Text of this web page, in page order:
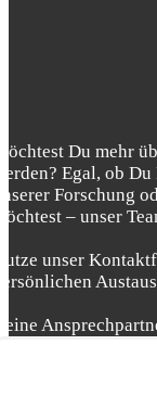
Du mehr
Egal, ob Du
Forschung
– unser
unser